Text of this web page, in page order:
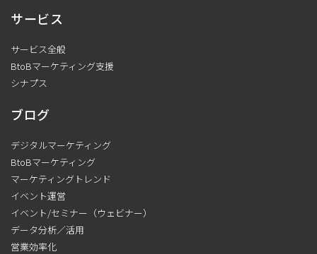
サービス
サービス全般
BtoBマーケティング支援
シナプス
ブログ
デジタルマーケティング
BtoBマーケティング
マーケティングトレンド
イベント運営
イベント/セミナー（ウェビナー）
データ分析／活用
営業効率化